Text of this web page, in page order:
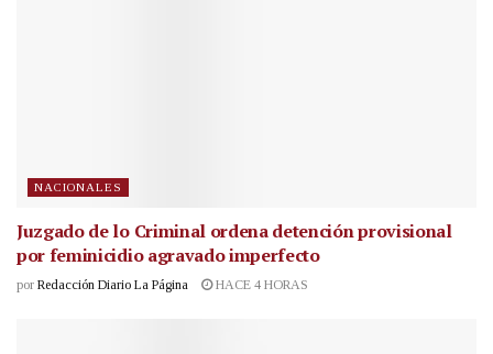
NACIONALES
Juzgado de lo Criminal ordena detención provisional
por feminicidio agravado imperfecto
por Redacción Diario La Página HACE 4 HORAS